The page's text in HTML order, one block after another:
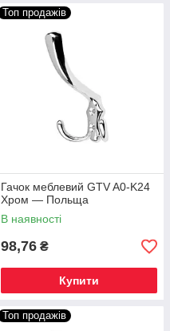
Топ продажів
Гачок меблевий GTV A0-K24
Хром — Польща
В наявності
98,76 ₴
Купити
Топ продажів